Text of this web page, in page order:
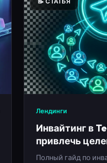
Лендинги
Инвайтинг в
привлечь
без бана в
Полный гайд по